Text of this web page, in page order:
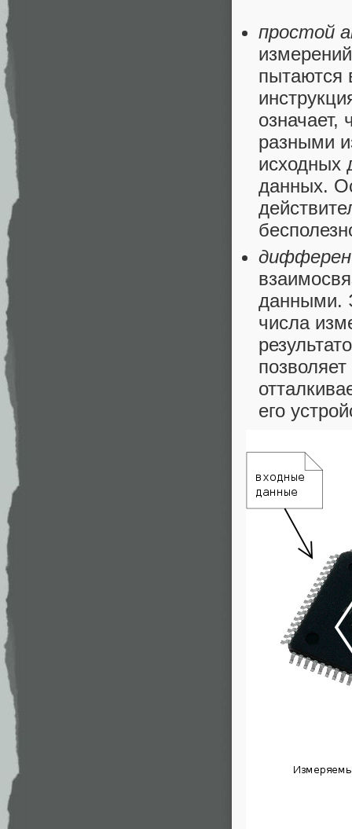
простой
пытаются
разными
исходных
данных.
данными.
числа
его